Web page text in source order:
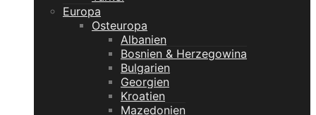
Europa
Osteuropa
Albanien
Bosnien & Herzegowina
Bulgarien
Georgien
Kroatien
Mazedonien